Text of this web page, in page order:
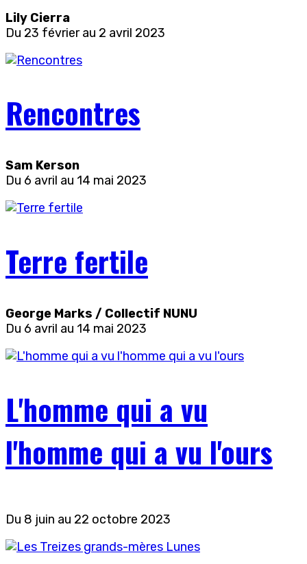
Lily Cierra
Du 23 février au 2 avril 2023
Rencontres
Sam Kerson
Du 6 avril au 14 mai 2023
Terre fertile
George Marks / Collectif NUNU
Du 6 avril au 14 mai 2023
L'homme qui a vu
l'homme qui a vu l'ours
Du 8 juin au 22 octobre 2023